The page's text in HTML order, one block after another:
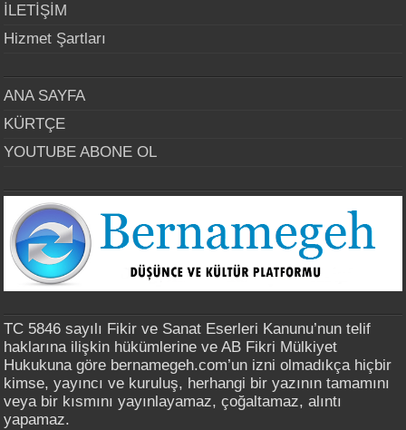
İLETİŞİM
Hizmet Şartları
ANA SAYFA
KÜRTÇE
YOUTUBE ABONE OL
TC 5846 sayılı Fikir ve Sanat Eserleri Kanunu’nun telif
haklarına ilişkin hükümlerine ve AB Fikri Mülkiyet
Hukukuna göre bernamegeh.com’un izni olmadıkça hiçbir
kimse, yayıncı ve kuruluş, herhangi bir yazının tamamını
veya bir kısmını yayınlayamaz, çoğaltamaz, alıntı
yapamaz.